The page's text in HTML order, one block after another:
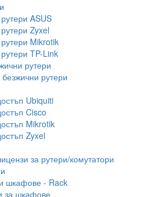
ASUS
Zyxel
Mikrotik
TP-Link
рутери
рутери
Ubiquiti
Cisco
Mikrotik
Zyxel
за рутери/комутатори
шкафове - Rack
за шкафове